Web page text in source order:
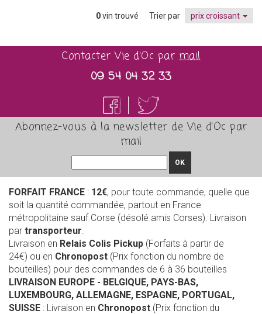
0vin trouvé Trier par prix croissant
Contacter Vie d'Oc parmail
09 54 04 32 33
Abonnez-vous à la newsletter de Vie d'Oc par
mail
OK
FORFAIT FRANCE : 12€, pour toute commande, quelle que
soit la quantité commandée, partout en France
métropolitaine sauf Corse (désolé amis Corses). Livraison
par transporteur.
Livraison en Relais Colis Pickup (Forfaits à partir de
24€) ou en Chronopost (Prix fonction du nombre de
bouteilles) pour des commandes de 6 à 36 bouteilles
LIVRAISON EUROPE - BELGIQUE, PAYS-BAS,
LUXEMBOURG, ALLEMAGNE, ESPAGNE, PORTUGAL,
SUISSE : Livraison en Chronopost (Prix fonction du